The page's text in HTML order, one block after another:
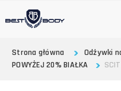
Strona główna
Odżywki
POWYŻEJ 20% BIAŁKA